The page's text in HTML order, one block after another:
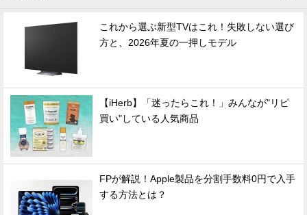
これから選ぶ新型TVはこれ！失敗しない選び
方と、2026年夏の一押しモデル
【iHerb】「迷ったらこれ！」みんなが"リピ
買い"している人気商品
FPが解説！Apple製品を分割手数料0円で入手
する方法とは？